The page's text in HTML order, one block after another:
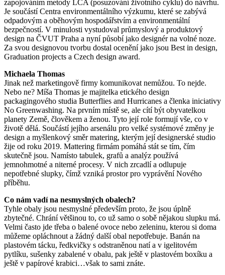
zapojováním metody LCA (posuzování životního cyklu) do návrhu.
Je součástí Centra environmentálního výzkumu, které se zabývá
odpadovým a oběhovým hospodářstvím a environmentální
bezpečností. V minulosti vystudoval průmyslový a produktový
design na ČVUT Praha a nyní působí jako designér na volné noze.
Za svou designovou tvorbu dostal ocenění jako jsou Best in design,
Graduation projects a Czech design award.
Michaela Thomas
Jinak než marketingově firmy komunikovat nemůžou. To nejde.
Nebo ne? Míša Thomas je majitelka etického design
packagingového studia Butterflies and Hurricanes a členka iniciativy
No Greenwashing. Na prvním místě se, ale cítí být obyvatelkou
planety Země, člověkem a ženou. Tyto její role formují vše, co v
životě dělá. Součástí jejího arsenálu pro velké systémové změny je
design a myšlenkový směr matering, kterým její designerské studio
žije od roku 2019. Mattering firmám pomáhá stát se tím, čím
skutečně jsou. Namísto tabulek, grafů a analýz používá
jemnohmotné a niterné procesy. V nich zrcadlí a odlupuje
nepotřebné slupky, čímž vzniká prostor pro vyprávění Nového
příběhu.
Co nám vadí na nesmyslných obalech?
Tyhle obaly jsou nesmyslné především proto, že jsou úplně
zbytečné. Chrání většinou to, co už samo o sobě nějakou slupku má.
Velmi často jde třeba o balené ovoce nebo zeleninu, kterou si doma
můžeme opláchnout a žádný další obal nepotřebuje. Banán na
plastovém tácku, ředkvičky s odstraněnou natí a v igelitovém
pytlíku, sušenky zabalené v obalu, pak ještě v plastovém boxíku a
ještě v papírové krabici…však to sami znáte.